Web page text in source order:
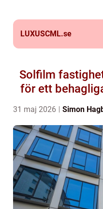
LUXUSCML.se
Solfilm
för ett
31 maj 2026 Simon